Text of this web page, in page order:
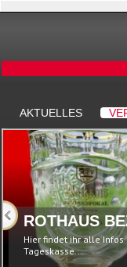
AKTUELLES
ROTHAUS
Hier findet ihr alle Infos
Tageskasse...